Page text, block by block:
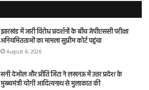
झारखंड में जारी विरोध प्रदर्शनों के बीच जेपीएससी परीक्षा
अनियमितताओं का मामला सुप्रीम कोर्ट पहुंचा
August 8, 2026
सनी देओल और प्रीति जिंटा ने लखनऊ में उत्तर प्रदेश के
मुख्यमंत्री योगी आदित्यनाथ से मुलाकात की